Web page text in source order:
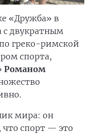
«Дружба» в
с двукратным
греко-римской
спорта,
Романом
мира: он
спорт — это